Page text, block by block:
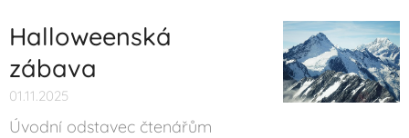
Halloweenská
zábava
01.11.2025
Úvodní odstavec čtenářům